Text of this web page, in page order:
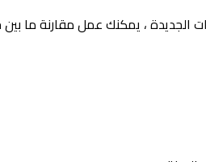
، يمكنك عمل مقارنة ما